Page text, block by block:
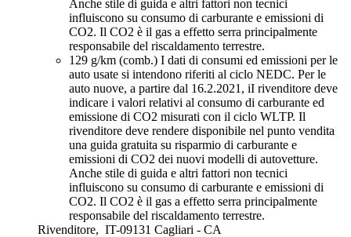
Anche stile di guida e altri fattori non tecnici
influiscono su consumo di carburante e emissioni di
CO2. Il CO2 è il gas a effetto serra principalmente
responsabile del riscaldamento terrestre.
129 g/km (comb.) I dati di consumi ed emissioni per le
auto usate si intendono riferiti al ciclo NEDC. Per le
auto nuove, a partire dal 16.2.2021, iI rivenditore deve
indicare i valori relativi al consumo di carburante ed
emissione di CO2 misurati con il ciclo WLTP. Il
rivenditore deve rendere disponibile nel punto vendita
una guida gratuita su risparmio di carburante e
emissioni di CO2 dei nuovi modelli di autovetture.
Anche stile di guida e altri fattori non tecnici
influiscono su consumo di carburante e emissioni di
CO2. Il CO2 è il gas a effetto serra principalmente
responsabile del riscaldamento terrestre.
Rivenditore, IT-09131 Cagliari - CA